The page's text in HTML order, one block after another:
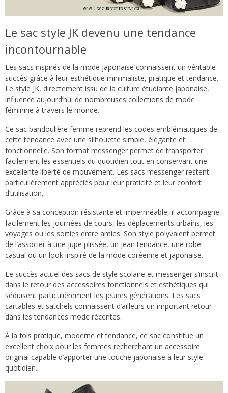
Le sac style JK devenu une tendance
incontournable
Les sacs inspirés de la mode japonaise connaissent un véritable
succès grâce à leur esthétique minimaliste, pratique et tendance.
Le style JK, directement issu de la culture étudiante japonaise,
influence aujourd’hui de nombreuses collections de mode
féminine à travers le monde.
Ce sac bandoulière femme reprend les codes emblématiques de
cette tendance avec une silhouette simple, élégante et
fonctionnelle. Son format messenger permet de transporter
facilement les essentiels du quotidien tout en conservant une
excellente liberté de mouvement. Les sacs messenger restent
particulièrement appréciés pour leur praticité et leur confort
d’utilisation.
Grâce à sa conception résistante et imperméable, il accompagne
facilement les journées de cours, les déplacements urbains, les
voyages ou les sorties entre amies. Son style polyvalent permet
de l’associer à une jupe plissée, un jean tendance, une robe
casual ou un look inspiré de la mode coréenne et japonaise.
Le succès actuel des sacs de style scolaire et messenger s’inscrit
dans le retour des accessoires fonctionnels et esthétiques qui
séduisent particulièrement les jeunes générations. Les sacs
cartables et satchels connaissent d’ailleurs un important retour
dans les tendances mode récentes.
À la fois pratique, moderne et tendance, ce sac constitue un
excellent choix pour les femmes recherchant un accessoire
original capable d’apporter une touche japonaise à leur style
quotidien.